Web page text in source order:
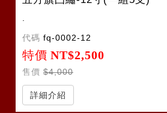
代碼 fq-0002-12
特價 NT$2,500
售價 $4,000
詳細介紹